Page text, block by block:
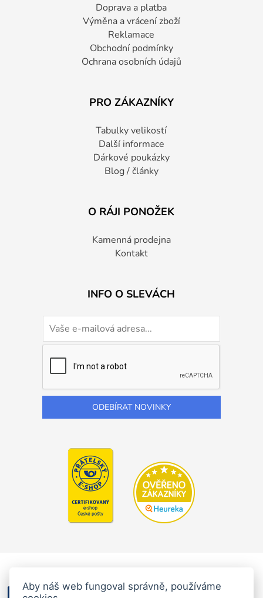
Doprava a platba
Výměna a vrácení zboží
Reklamace
Obchodní podmínky
Ochrana osobních údajů
PRO ZÁKAZNÍKY
Tabulky velikostí
Další informace
Dárkové poukázky
Blog / články
O RÁJI PONOŽEK
Kamenná prodejna
Kontakt
INFO O SLEVÁCH
Aby náš web fungoval správně, používáme